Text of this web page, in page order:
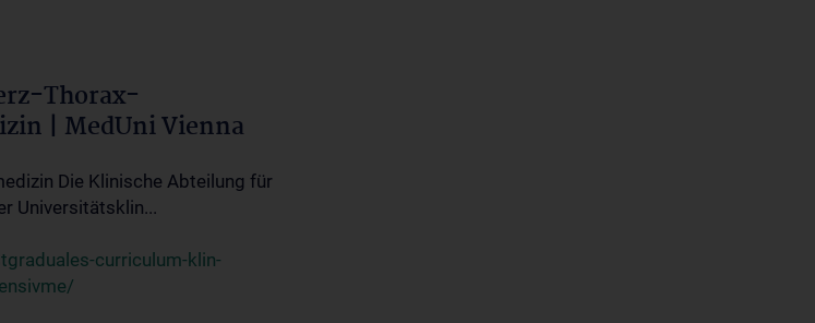
Thorax-
| MedUni Vienna
Die Klinische Abteilung für
Universitätsklin...
curriculum-klin-